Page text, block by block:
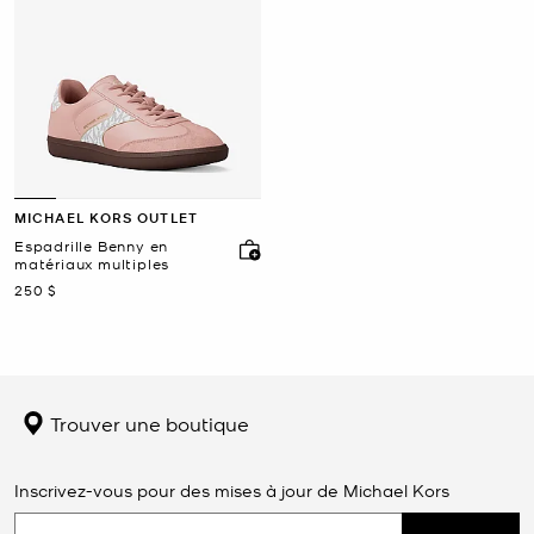
MICHAEL KORS OUTLET
Espadrille Benny en
matériaux multiples
maintenant
250 $
Trouver une boutique
Inscrivez-vous pour des mises à jour de Michael Kors